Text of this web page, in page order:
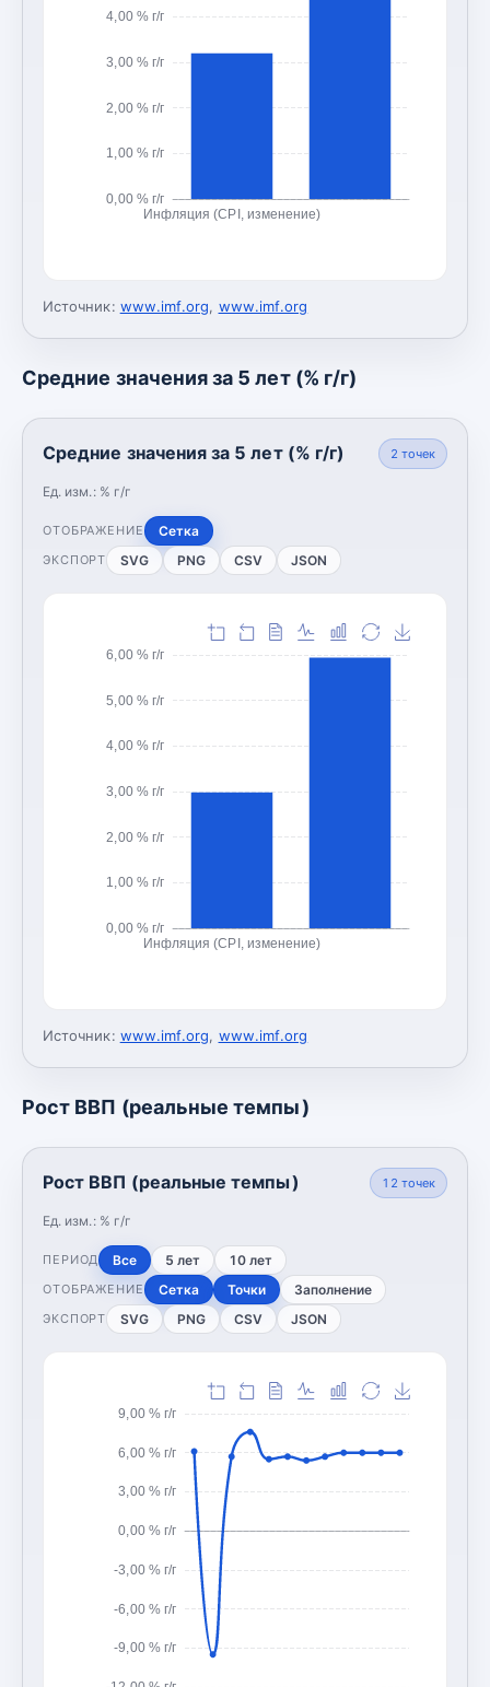
0,00 % г/г
1,00 % г/г
2,00 % г/г
3,00 % г/г
4,00 % г/г
Инфляция (CPI, изменение)
Источник: www.imf.org, www.imf.org
Средние значения за 5 лет (% г/г)
Средние значения за 5 лет (% г/г)
Ед. изм.: % г/г
2 точек
ОТОБРАЖЕНИЕ Сетка
ЭКСПОРТ SVG PNG CSV JSON
0,00 % г/г
1,00 % г/г
2,00 % г/г
3,00 % г/г
4,00 % г/г
5,00 % г/г
6,00 % г/г
Инфляция (CPI, изменение)
Источник: www.imf.org, www.imf.org
Рост ВВП (реальные темпы)
Рост ВВП (реальные темпы)
Ед. изм.: % г/г
12 точек
ПЕРИОД Все 5 лет 10 лет
ОТОБРАЖЕНИЕ Сетка Точки Заполнение
ЭКСПОРТ SVG PNG CSV JSON
-9,00 % г/г
-6,00 % г/г
-3,00 % г/г
0,00 % г/г
3,00 % г/г
6,00 % г/г
9,00 % г/г